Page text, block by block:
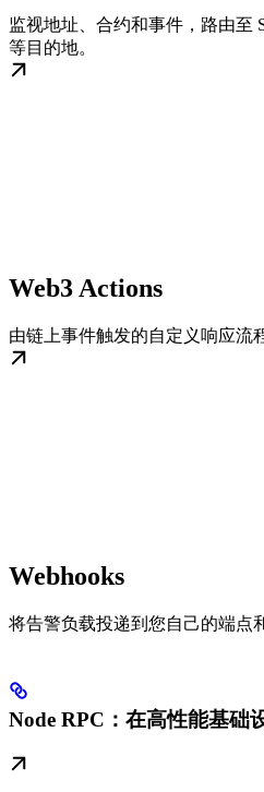
监视地址、合约和事件，路由至
等目的地。
Web3 Actions
由链上事件触发的自定义响应流
Webhooks
将告警负载投递到您自己的端点
Node RPC：在高性能基础